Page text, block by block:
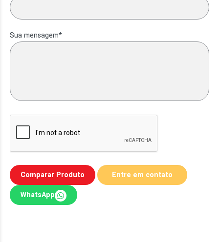
Sua mensagem*
Comparar Produto
WhatsApp